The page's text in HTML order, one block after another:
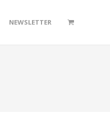
NEWSLETTER